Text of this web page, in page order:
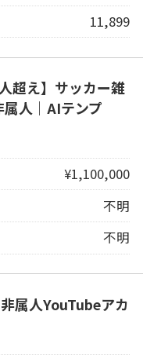
11,899
超え】サッカー雑
人｜AIテンプ
¥1,100,000
不明
不明
属人YouTubeアカ